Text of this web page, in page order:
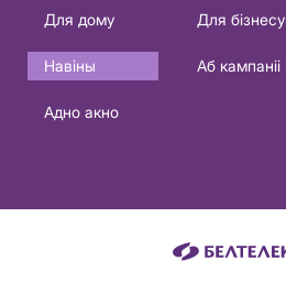
Основная
навигация
BE
Для дому Для бізнесу
Навіны
Аб кампаніі
Адно акно